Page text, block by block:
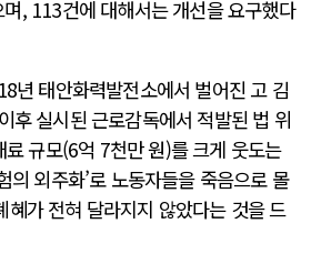
, 113건에 대해서는 개선을 요구했다
년 태안화력발전소에서 벌어진 고 김
후 실시된 근로감독에서 적발된 법 위
규모(6억 7천만 원)를 크게 웃도는
의 외주화’로 노동자들을 죽음으로 몰
혜가 전혀 달라지지 않았다는 것을 드